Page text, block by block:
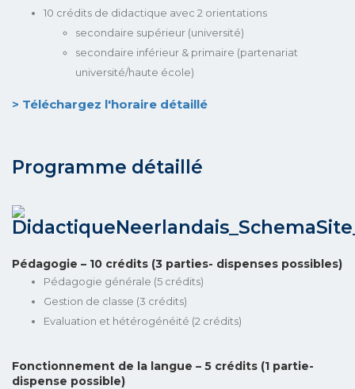
10 crédits de didactique avec 2 orientations
secondaire supérieur (université)
secondaire inférieur & primaire (partenariat
université/haute école)
> Téléchargez l'horaire détaillé
Programme détaillé
Pédagogie – 10 crédits (3 parties- dispenses possibles)
Pédagogie générale (5 crédits)
Gestion de classe (3 crédits)
Evaluation et hétérogénéité (2 crédits)
Fonctionnement de la langue – 5 crédits (1 partie-
dispense possible)